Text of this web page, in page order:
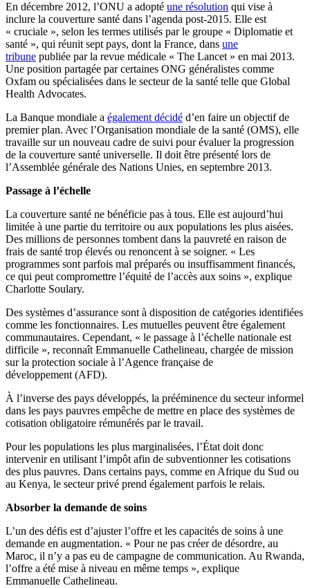
En décembre 2012, l’ONU a adopté une résolution qui vise à
inclure la couverture santé dans l’agenda post-2015. Elle est
« cruciale », selon les termes utilisés par le groupe « Diplomatie et
santé », qui réunit sept pays, dont la France, dans une
tribune publiée par la revue médicale « The Lancet » en mai 2013.
Une position partagée par certaines ONG généralistes comme
Oxfam ou spécialisées dans le secteur de la santé telle que Global
Health Advocates.
La Banque mondiale a également décidé d’en faire un objectif de
premier plan. Avec l’Organisation mondiale de la santé (OMS), elle
travaille sur un nouveau cadre de suivi pour évaluer la progression
de la couverture santé universelle. Il doit être présenté lors de
l’Assemblée générale des Nations Unies, en septembre 2013.
Passage à l’échelle
La couverture santé ne bénéficie pas à tous. Elle est aujourd’hui
limitée à une partie du territoire ou aux populations les plus aisées.
Des millions de personnes tombent dans la pauvreté en raison de
frais de santé trop élevés ou renoncent à se soigner. « Les
programmes sont parfois mal préparés ou insuffisamment financés,
ce qui peut compromettre l’équité de l’accès aux soins », explique
Charlotte Soulary.
Des systèmes d’assurance sont à disposition de catégories identifiées
comme les fonctionnaires. Les mutuelles peuvent être également
communautaires. Cependant, « le passage à l’échelle nationale est
difficile », reconnaît Emmanuelle Cathelineau, chargée de mission
sur la protection sociale à l’Agence française de
développement (AFD).
À l’inverse des pays développés, la prééminence du secteur informel
dans les pays pauvres empêche de mettre en place des systèmes de
cotisation obligatoire rémunérés par le travail.
Pour les populations les plus marginalisées, l’État doit donc
intervenir en utilisant l’impôt afin de subventionner les cotisations
des plus pauvres. Dans certains pays, comme en Afrique du Sud ou
au Kenya, le secteur privé prend également parfois le relais.
Absorber la demande de soins
L’un des défis est d’ajuster l’offre et les capacités de soins à une
demande en augmentation. « Pour ne pas créer de désordre, au
Maroc, il n’y a pas eu de campagne de communication. Au Rwanda,
l’offre a été mise à niveau en même temps », explique
Emmanuelle Cathelineau.